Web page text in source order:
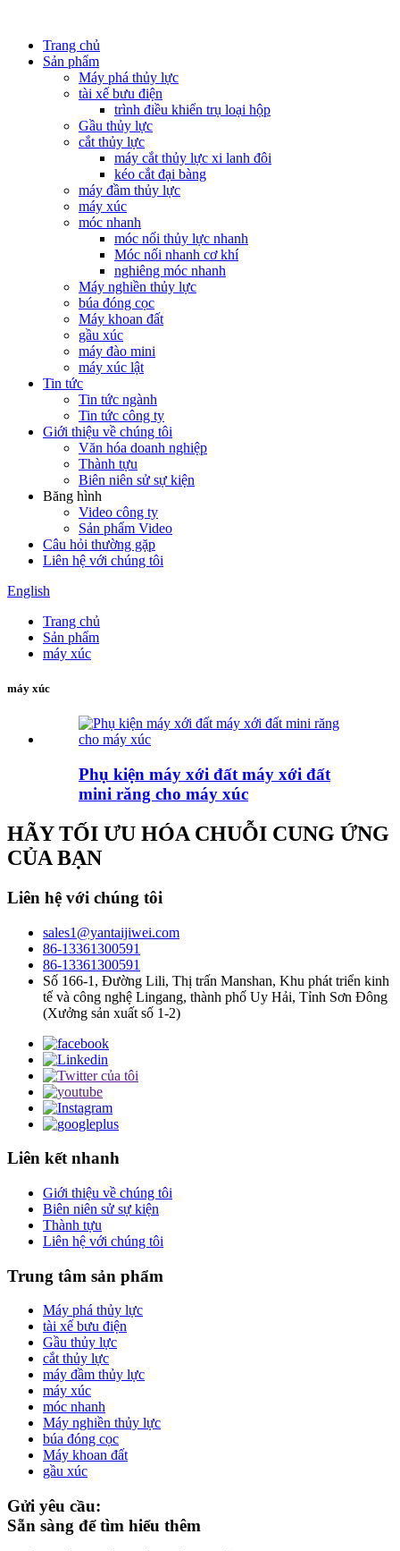
Trang chủ
Sản phẩm
Máy phá thủy lực
tài xế bưu điện
trình điều khiển trụ loại hộp
Gầu thủy lực
cắt thủy lực
máy cắt thủy lực xi lanh đôi
kéo cắt đại bàng
máy đầm thủy lực
máy xúc
móc nhanh
móc nối thủy lực nhanh
Móc nối nhanh cơ khí
nghiêng móc nhanh
Máy nghiền thủy lực
búa đóng cọc
Máy khoan đất
gầu xúc
máy đào mini
máy xúc lật
Tin tức
Tin tức ngành
Tin tức công ty
Giới thiệu về chúng tôi
Văn hóa doanh nghiệp
Thành tựu
Biên niên sử sự kiện
Băng hình
Video công ty
Sản phẩm Video
Câu hỏi thường gặp
Liên hệ với chúng tôi
English
Trang chủ
Sản phẩm
máy xúc
máy xúc
Phụ kiện máy xới đất máy xới đất
mini răng cho máy xúc
HÃY TỐI ƯU HÓA CHUỖI CUNG ỨNG
CỦA BẠN
Liên hệ với chúng tôi
sales1@yantaijiwei.com
86-13361300591
86-13361300591
Số 166-1, Đường Lili, Thị trấn Manshan, Khu phát triển kinh
tế và công nghệ Lingang, thành phố Uy Hải, Tỉnh Sơn Đông
(Xưởng sản xuất số 1-2)
Liên kết nhanh
Giới thiệu về chúng tôi
Biên niên sử sự kiện
Thành tựu
Liên hệ với chúng tôi
Trung tâm sản phẩm
Máy phá thủy lực
tài xế bưu điện
Gầu thủy lực
cắt thủy lực
máy đầm thủy lực
máy xúc
móc nhanh
Máy nghiền thủy lực
búa đóng cọc
Máy khoan đất
gầu xúc
Gửi yêu cầu:
Sẵn sàng để tìm hiểu thêm